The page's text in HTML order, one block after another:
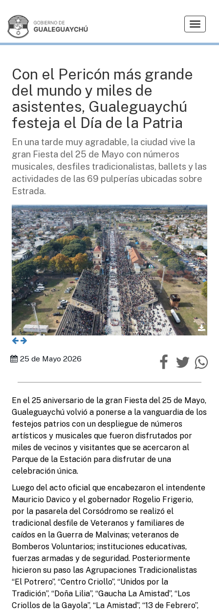
T
g
i
o
CIUDAD
Con el Pericón más grande
del mundo y miles de
asistentes, Gualeguaychú
festeja el Día de la Patria
En una tarde muy agradable, la ciudad vive la
gran Fiesta del 25 de Mayo con números
musicales, desfiles tradicionalistas, ballets y las
actividades de las 69 pulperías ubicadas sobre
Estrada.
25 de Mayo 2026
En el 25 aniversario de la gran Fiesta del 25 de Mayo,
Gualeguaychú volvió a ponerse a la vanguardia de los
festejos patrios con un despliegue de números
artísticos y musicales que fueron disfrutados por
miles de vecinos y visitantes que se acercaron al
Parque de la Estación para disfrutar de una
celebración única.
Luego del acto oficial que encabezaron el intendente
Mauricio Davico y el gobernador Rogelio Frigerio,
por la pasarela del Corsódromo se realizó el
tradicional desfile de Veteranos y familiares de
caídos en la Guerra de Malvinas; veteranos de
Bomberos Voluntarios; instituciones educativas,
fuerzas armadas y de seguridad. Posteriormente
hicieron su paso las Agrupaciones Tradicionalistas
“El Potrero”, “Centro Criollo”, “Unidos por la
Tradición”, “Doña Lilia”, “Gaucha La Amistad”, “Los
Criollos de la Gayola”, “La Amistad”, “13 de Febrero”,